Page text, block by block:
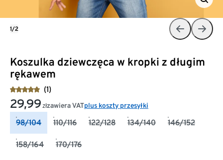
Koszulka dziewczęca w kropki z długim
rękawem
(1)
29,99 złzawiera VATplus koszty przesyłki
98/104 110/116 122/128 134/140 146/152
158/164 170/176
1/2